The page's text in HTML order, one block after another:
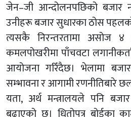
जेन–जी आन्दोलनपछिको बजार
उनीहरू बजार सुधारका ठोस
त्यसकै निरन्तरतामा असोज
कमलपोखरीमा पाँचवटा
आयोजना गरिँदैछ। भेलामा
सम्भावना र आगामी रणनीतिबारे
यता, अर्थ मन्त्रालयले पनि